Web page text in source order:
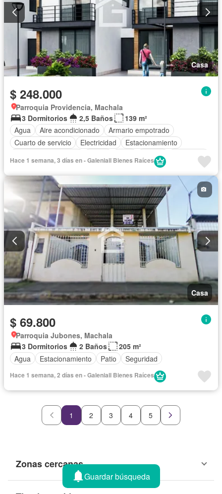
Casa
$ 248.000
Parroquia Providencia, Machala
3 Dormitorios
2,5 Baños
139 m²
Agua
Aire acondicionado
Armario empotrado
Cuarto de servicio
Electricidad
Estacionamiento
Piscina Seguridad
Hace 1 semana, 3 días en - Galeniall Bienes Raíces
Casa
$ 69.800
Parroquia Jubones, Machala
3 Dormitorios
2 Baños
205 m²
Agua
Estacionamiento Patio Seguridad
Hace 1 semana, 2 días en - Galeniall Bienes Raíces
1 2 3 4 5
Zonas cercanas
Guardar búsqueda